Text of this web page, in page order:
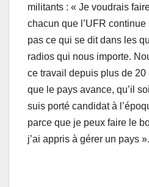
militants : « Je voudrais
chacun que l’UFR continue
pas ce qui se dit dans les
radios qui nous importe.
ce travail depuis plus de
que le pays avance, qu’il
suis porté candidat à
parce que je peux faire le
j’ai appris à gérer un pays ».